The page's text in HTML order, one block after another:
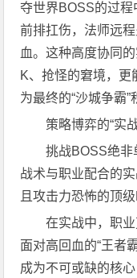
夺世界BOSS的过
前排扛伤，法师远
血。这种高度协同
K、抢怪的窘境，更
为最终的“沙城争霸”
策略博弈的“实战
挑战BOSS绝非
战术与职业配合的
且攻击力恐怖的顶
在实战中，职业
面对高回血的“王者
成为不可或缺的核